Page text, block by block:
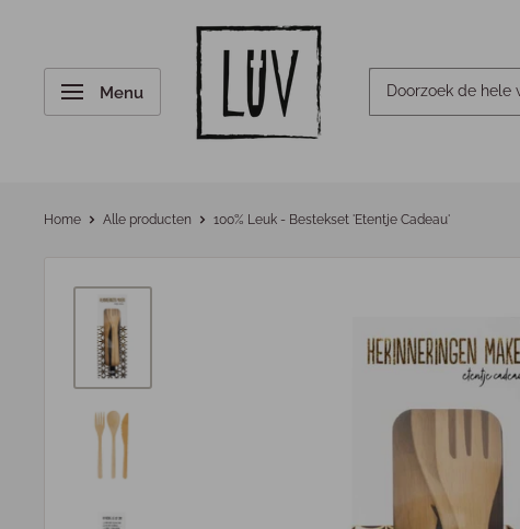
Menu
Home Alle producten 100% Leuk - Bestekset 'Etentje Cadeau'